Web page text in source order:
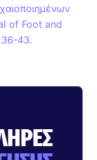
of Foot and
43.